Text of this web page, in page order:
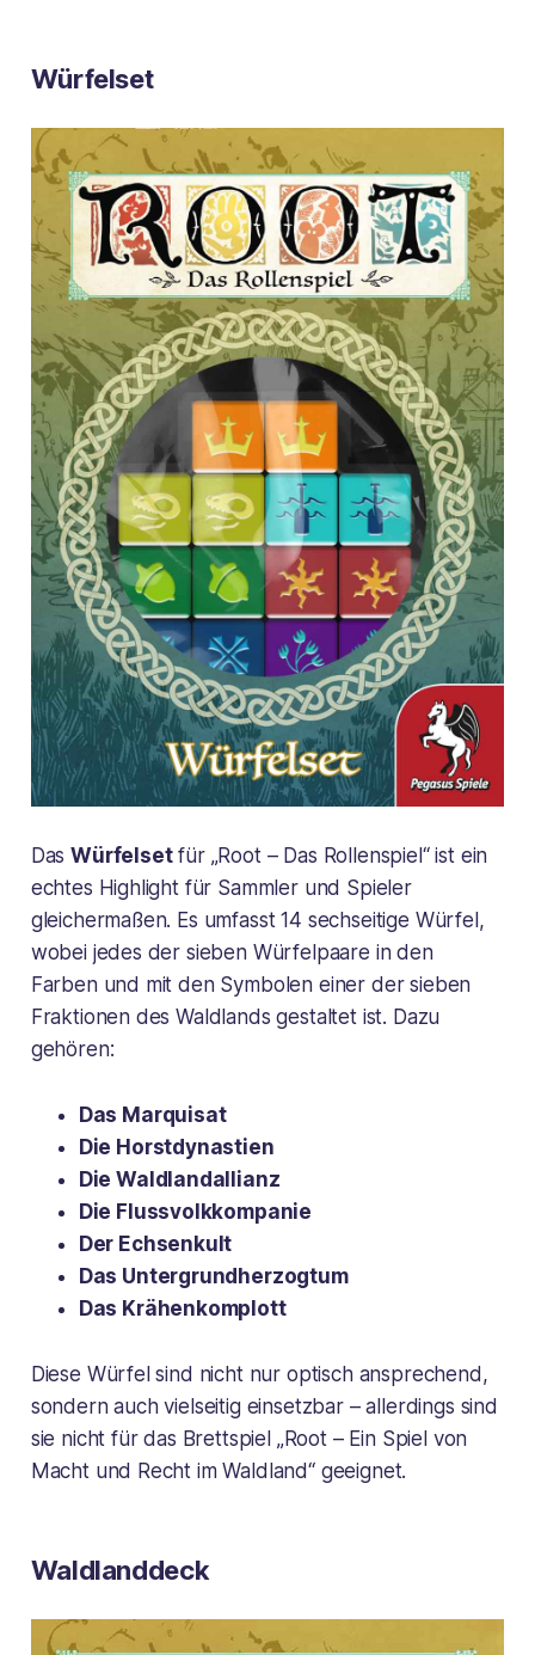
Würfelset
DasWürfelsetfür „Root – Das Rollenspiel“ ist ein
echtes Highlight für Sammler und Spieler
gleichermaßen. Es umfasst 14 sechseitige Würfel,
wobei jedes der sieben Würfelpaare in den
Farben und mit den Symbolen einer der sieben
Fraktionen des Waldlands gestaltet ist. Dazu
gehören:
Das Marquisat
Die Horstdynastien
Die Waldlandallianz
Die Flussvolkkompanie
Der Echsenkult
Das Untergrundherzogtum
Das Krähenkomplott
Diese Würfel sind nicht nur optisch ansprechend,
sondern auch vielseitig einsetzbar – allerdings sind
sie nicht für das Brettspiel „Root – Ein Spiel von
Macht und Recht im Waldland“ geeignet.
Waldlanddeck